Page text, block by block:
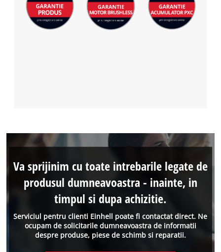
Serviciul pentru clienti Einhell poate fi contactat direct. Ne
ocupam de solicitarile dumneavoastra de informatii
despre produse, piese de schimb si reparatii.
Va sprijinim cu toate intrebarile legate de
produsul dumneavoastra - inainte, in
timpul si dupa achizitie.